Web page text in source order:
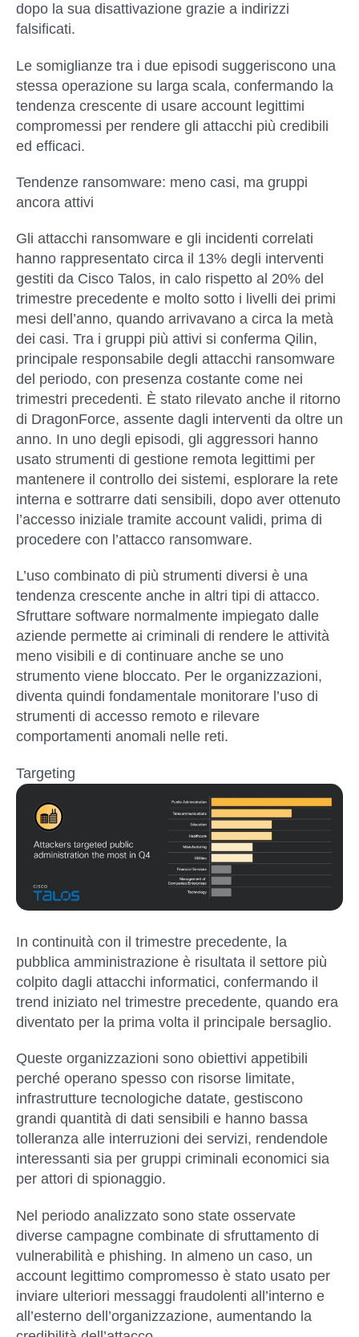
dopo la sua disattivazione grazie a indirizzi
falsificati.
Le somiglianze tra i due episodi suggeriscono una
stessa operazione su larga scala, confermando la
tendenza crescente di usare account legittimi
compromessi per rendere gli attacchi più credibili
ed efficaci.
Tendenze ransomware: meno casi, ma gruppi
ancora attivi
Gli attacchi ransomware e gli incidenti correlati
hanno rappresentato circa il 13% degli interventi
gestiti da Cisco Talos, in calo rispetto al 20% del
trimestre precedente e molto sotto i livelli dei primi
mesi dell’anno, quando arrivavano a circa la metà
dei casi. Tra i gruppi più attivi si conferma Qilin,
principale responsabile degli attacchi ransomware
del periodo, con presenza costante come nei
trimestri precedenti. È stato rilevato anche il ritorno
di DragonForce, assente dagli interventi da oltre un
anno. In uno degli episodi, gli aggressori hanno
usato strumenti di gestione remota legittimi per
mantenere il controllo dei sistemi, esplorare la rete
interna e sottrarre dati sensibili, dopo aver ottenuto
l’accesso iniziale tramite account validi, prima di
procedere con l’attacco ransomware.
L’uso combinato di più strumenti diversi è una
tendenza crescente anche in altri tipi di attacco.
Sfruttare software normalmente impiegato dalle
aziende permette ai criminali di rendere le attività
meno visibili e di continuare anche se uno
strumento viene bloccato. Per le organizzazioni,
diventa quindi fondamentale monitorare l’uso di
strumenti di accesso remoto e rilevare
comportamenti anomali nelle reti.
Targeting
In continuità con il trimestre precedente, la
pubblica amministrazione è risultata il settore più
colpito dagli attacchi informatici, confermando il
trend iniziato nel trimestre precedente, quando era
diventato per la prima volta il principale bersaglio.
Queste organizzazioni sono obiettivi appetibili
perché operano spesso con risorse limitate,
infrastrutture tecnologiche datate, gestiscono
grandi quantità di dati sensibili e hanno bassa
tolleranza alle interruzioni dei servizi, rendendole
interessanti sia per gruppi criminali economici sia
per attori di spionaggio.
Nel periodo analizzato sono state osservate
diverse campagne combinate di sfruttamento di
vulnerabilità e phishing. In almeno un caso, un
account legittimo compromesso è stato usato per
inviare ulteriori messaggi fraudolenti all’interno e
all’esterno dell’organizzazione, aumentando la